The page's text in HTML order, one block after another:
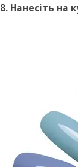
8. Нанесіть на